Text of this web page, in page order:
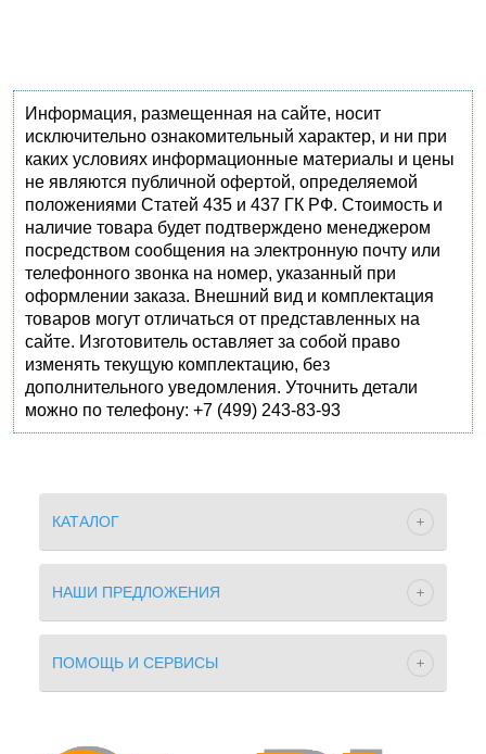
Информация, размещенная на сайте, носит
исключительно ознакомительный характер, и ни при
каких условиях информационные материалы и цены
не являются публичной офертой, определяемой
положениями Статей 435 и 437 ГК РФ. Стоимость и
наличие товара будет подтверждено менеджером
посредством сообщения на электронную почту или
телефонного звонка на номер, указанный при
оформлении заказа. Внешний вид и комплектация
товаров могут отличаться от представленных на
сайте. Изготовитель оставляет за собой право
изменять текущую комплектацию, без
дополнительного уведомления. Уточнить детали
можно по телефону: +7 (499) 243-83-93
КАТАЛОГ
НАШИ ПРЕДЛОЖЕНИЯ
ПОМОЩЬ И СЕРВИСЫ